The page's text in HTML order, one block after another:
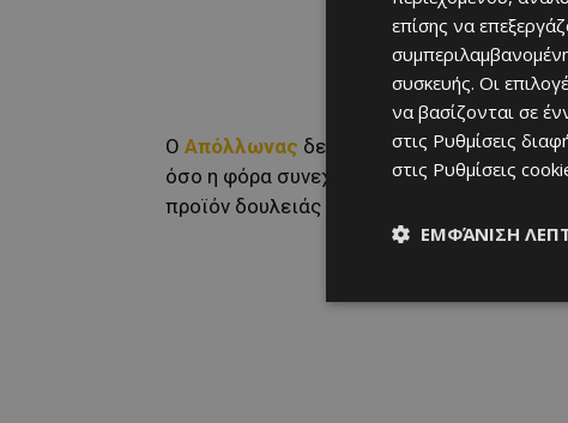
Ο Απόλλωνας δεν κερδίζει απλώς, αλλά
όσο η φόρα συνεχίζεται, τόσο μεγαλώνει
προϊόν δουλειάς και ξεκάθαρης
επίσης να
συσκευής. Οι
να βασίζονται σε
στις Ρυθμίσεις
στις Ρυθμίσεις
ΕΜΦΆΝΙΣΗ